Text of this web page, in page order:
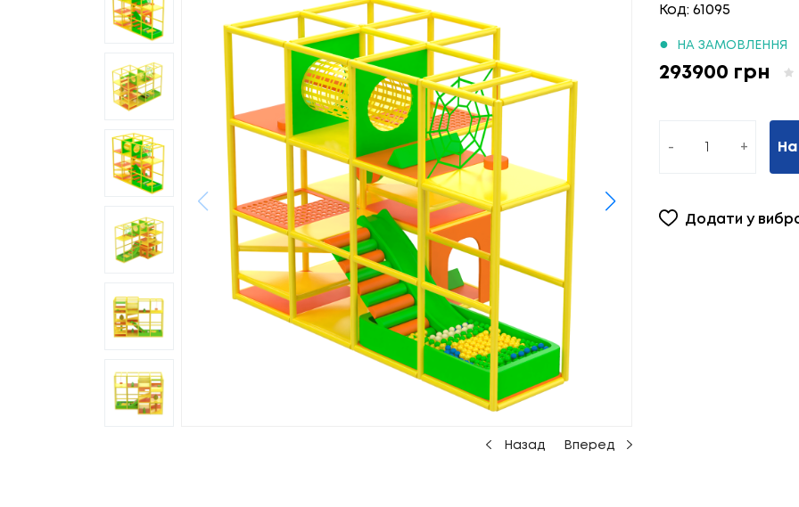
Назад Вперед
Код: 61095
● НА ЗАМОВЛЕННЯ
293900 грн
- +
Додати у